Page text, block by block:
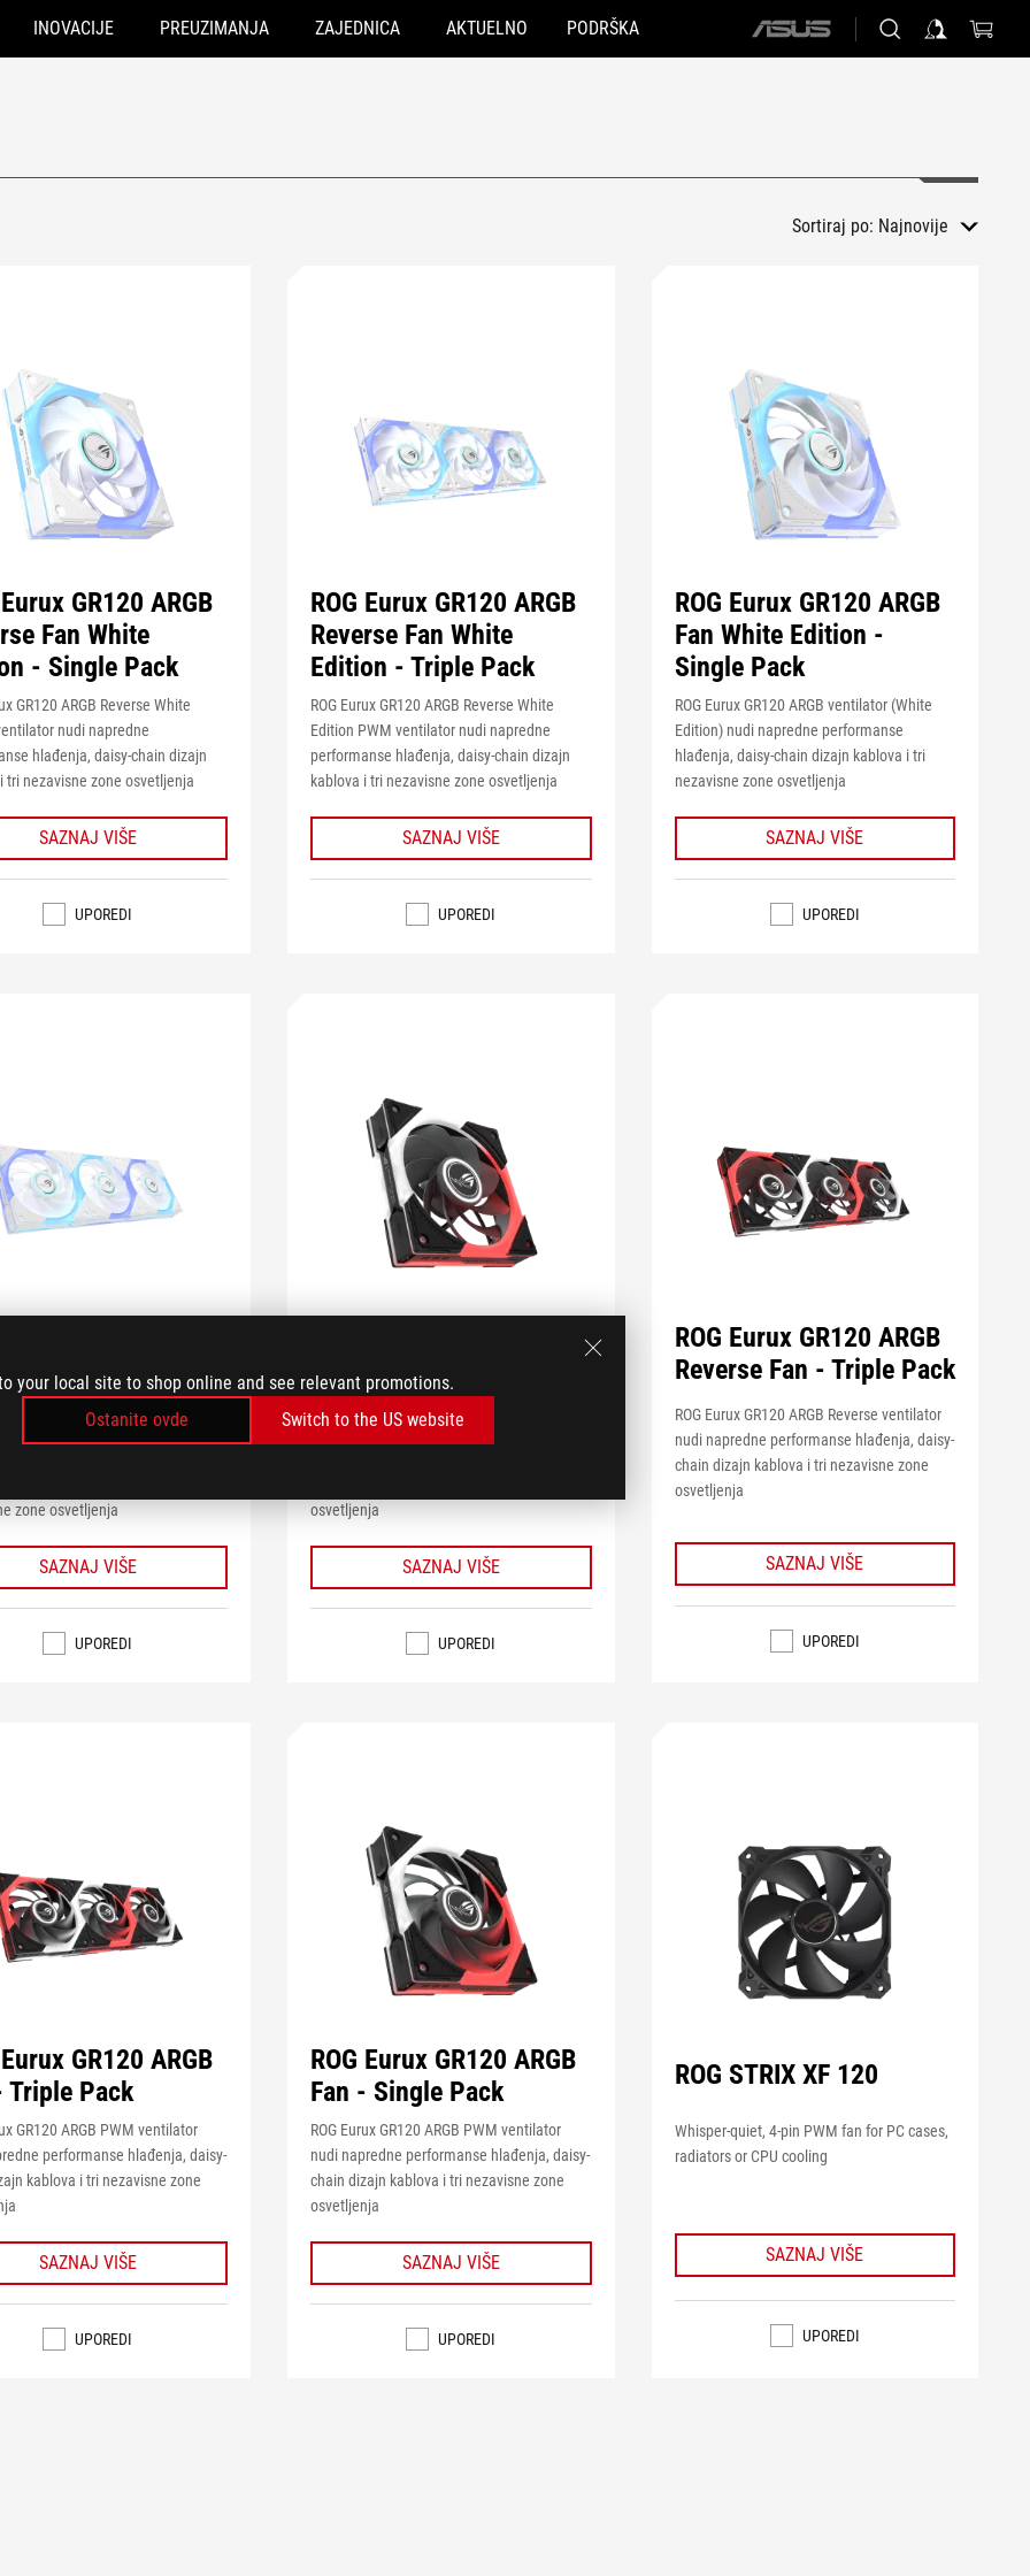
your local site to shop online and see relevant promotions.
Ostanite ovde
Switch to the US website
INOVACIJE PREUZIMANJA ZAJEDNICA AKTUELNO PODRŠKA
ASUS
Sortiraj po: Najnovije
GR120 ARGB
Fan White
- Single Pack
GR120 ARGB Reverse White
nudi napredne
hlađenja, daisy-chain dizajn
tri nezavisne zone osvetljenja
SAZNAJ VIŠE
UPOREDI
ROG Eurux GR120 ARGB
Reverse Fan White
Edition - Triple Pack
ROG Eurux GR120 ARGB Reverse White
Edition PWM ventilator nudi napredne
performanse hlađenja, daisy-chain dizajn
kablova i tri nezavisne zone osvetljenja
SAZNAJ VIŠE
UPOREDI
ROG Eurux GR120 ARGB
Fan White Edition -
Single Pack
ROG Eurux GR120 ARGB ventilator (White
Edition) nudi napredne performanse
hlađenja, daisy-chain dizajn kablova i tri
nezavisne zone osvetljenja
SAZNAJ VIŠE
UPOREDI
zone osvetljenja
SAZNAJ VIŠE
UPOREDI
Pack
osvetljenja
SAZNAJ VIŠE
UPOREDI
ROG Eurux GR120 ARGB
Reverse Fan - Triple Pack
ROG Eurux GR120 ARGB Reverse ventilator
nudi napredne performanse hlađenja, daisy-
chain dizajn kablova i tri nezavisne zone
osvetljenja
SAZNAJ VIŠE
UPOREDI
GR120 ARGB
Triple Pack
GR120 ARGB PWM ventilator
performanse hlađenja, daisy-
kablova i tri nezavisne zone
SAZNAJ VIŠE
UPOREDI
ROG Eurux GR120 ARGB
Fan - Single Pack
ROG Eurux GR120 ARGB PWM ventilator
nudi napredne performanse hlađenja, daisy-
chain dizajn kablova i tri nezavisne zone
osvetljenja
SAZNAJ VIŠE
UPOREDI
ROG STRIX XF 120
Whisper-quiet, 4-pin PWM fan for PC cases,
radiators or CPU cooling
SAZNAJ VIŠE
UPOREDI